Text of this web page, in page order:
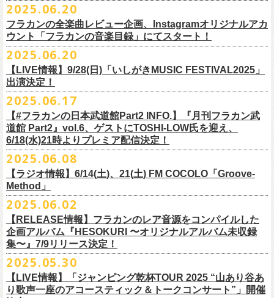
◎「ライブでこんにちは！手ぬぐい」
価格：1500円(税込)
素材 ： 綿100％
サイズ：90cm × 33cm
10年ぶり2回目となる日本武道館公演『フラカンの日本武道館 Part2 〜
超・今が旬〜』を9月20日(土)に開催するフラワーカンパニーズが、今年1
月より月１配信のYouTube番組『月刊フラカン武道館 Part2』をスター
ト、7回目のゲストとして、
Coreの出演が決定！
番組スタート直前スペシャルのvol.0としてスキマスイッチ、
ゲストとしてTHE COLLECTORSの加藤ひさし(vo)と古市コータロー(
第２回目にHump Back、第３回目はスターダスト☆レビューの根本要、
第４回目は南海キャンディーズの山里亮太、
槻ケンヂ、そして第６回目はBRAHMANのボーカル・TOSHI-LOWを招き
お届けしてきた今番組（全回アーカイブ配信中）、
ゲストは、初対面となるBMSG所属のラッパー・シンガソングライター
のNovel Coreを招聘。
「深夜高速」を始めフラカンの曲に救われ影響を受けてきたと公言し、
自身の曲の歌詞にも入れ込むほどの思いを持つNovel Coreと、その噂を聞
いていたフラカンメンバーの、お互いに嬉しさを隠せない貴重な初トー
クは必見！ いつか対バンという話にも！？
の１ヶ月後より、 全国ワンマンツアーの開催が決定！
タイトルは「フラカンのチョイナチョイナ’25/’26」、10/25(土)熊本
Djangoを皮切りに、来年2026年3/14(土)仙台darwinまで、
回ります！
武道館公演を経てさらに勢いを増してまわるフラカンの全国ツアー、ど
うぞお楽しみに！
◎フラワーカンパニーズ ワンマンツアー「フラカンのチョイナチョイ
ナ’25/’26」
2025年
10月25日(土) 熊本Django 16:30/17:00
10月26日(日) 長崎ホンダ楽器 15:30/16:00
11月3日(月・祝) 渋谷duo MUSIC EXCHANGE 15:15/16:00
11月8日(土) 徳島club GRINDHOUSE 16:30/17:00
11月9日(日) 米子AZTiC laughs 15:30/16:00
11月15日(土) 福井CHOP 16:30/17:00
11月16日(日) 神戸VARIT. 15:30/16:00
11月29日(土) 名古屋E.L.L 16:30/17:00
11月30日(日) 静岡サナッシュ 15:30/16:00
12月6日(土) 宇都宮HEAVEN’S ROCK VJ-2 16:30/17:00
12月7日(日) 水戸LIGHT HOUSE 15:30/16:00
◎「HESOKURIアクキー」
価格：800円(税込)
サイズ：75×41ｍｍ
☆リリース詳細☆
フラワーカンパニーズ デジタルシングル
「ただいま実演中/ピュアな匂いがチョイナチョイナ」
収録曲：
1. ただいま実演中
2. ピュアな匂いがチョイナチョイナ
＊各音楽サービスにて7/16(水)よりリリース
フラワーカンパニーズと怒髪天が出演する子供ばんどデビュー45周年祝
うツアー子供ばんど「おかげさまで45周年 〜 祝！生存確認スペシャル
〜『弱きを助け強きを挫く』心強き後輩たちに支えられ（涙）」、
7/20(日)大阪公演のチケットが完売御礼となっていましたが、ご好評につ
きチケット若干枚数追加発売決定しました！
名古屋公演も絶賛発売中！
３バンド、気合いパンパンで名古屋＆大阪でお待ちしております！
◎子供ばんど「おかげさまで45周年 〜 祝！生存確認スペシャル 〜『弱
きを助け強きを挫く』心強き後輩たちに支えられ（涙）」
・7月19日(土) 開場17:15/開演18:00 名古屋Electric Lady Land
(問)JAILHOUSE 052-936-6041 www.jailhouse.jp
7/11(金)に発売される絵本『歌詞の本棚 深夜高速』の発売記念イベント
の開催が決定！
楽曲の歌詞に着目し、気鋭のイラストレーターが自らのフィルターを通
して、その世界観を絵本として再構築するプロジェクト、”歌詞（うた）
の本棚”。その第４弾としてフラワーカンパニーズ「深夜高速」が7/11(金)
に発売。
これを記念し、絵本の作画を担当してくださったイラストレーターの丹
下京子さんと、フラワーカンパニーズ・鈴木圭介によるサイン会＋トー
クショーをHMV&BOOKS SHIBUYA 6F イベントスペースで開催いたし
ます。
★鈴木圭介（著）、丹下京子（絵） 歌詞（うた）の本棚 『深夜高速』
発売記念イベント★
■開催日時：2025年7月13日（日） 13:00～
10年ぶり2回目となる日本武道館公演『フラカンの日本武道館 Part2 〜
いつもフラワーカンパニーズのweb shop【ニワトリ堂】をご利用いただ
きありがとうございます。
この度、これまでのweb shop【ニワトリ堂】サイトでの販売を終了し、
限定的にSTORESでオープンしてきました【ニワトリ堂 2nd STORE】を
本店【ニワトリ堂】として移行、運営させていただくことになりまし
た。
☆フラワーカンパニーズ web shop【ニワトリ堂】
https://flowercompanyzinc.stores.jp/
改めまして、どうぞ宜しくお願い致します。
2025.06.20
フラカンの全楽曲レビュー企画、Instagramオリジナルアカ
ウント「フラカンの音楽目録」にてスタート！
2025.06.20
【LIVE情報】9/28(日)「いしがきMUSIC FESTIVAL2025」
出演決定！
2025.06.17
【#フラカンの日本武道館Part2 INFO.】『月刊フラカン武
道館 Part2』vol.6、ゲストにTOSHI-LOW氏を迎え、
6/18(水)21時よりプレミア配信決定！
2025.06.08
【ラジオ情報】6/14(土)、21(土) FM COCOLO「Groove-
Method」
6/14(土)、21(土) 20:00～21:00 FM COCOLO「Groove-Method」
”GROOVE”というキーワードを軸に、楽曲の”GROOVE”を生み出すベー
シストが語る本格的な音楽プログラム
6月後半の２週に渡り、グレートマエカワがDJを担当します
https://cocolo.jp/site/blog/6200/
2025.06.02
【RELEASE情報】フラカンのレア音源をコンパイルした
企画アルバム『HESOKURI 〜オリジナルアルバム未収録
集〜』7/9リリース決定！
2025.05.30
【LIVE情報】「ジャンピング乾杯TOUR 2025 “山あり谷あ
り歌声一座のアコースティック＆トークコンサート”」開催